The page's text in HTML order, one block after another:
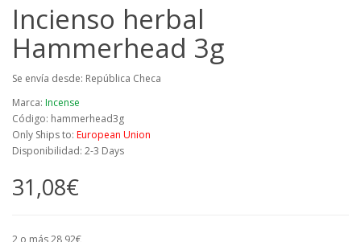
Incienso herbal
Hammerhead 3g
Se envía desde: República Checa
Marca: Incense
Código: hammerhead3g
Only Ships to: European Union
Disponibilidad: 2-3 Days
31,08€
2 o más 28,92€